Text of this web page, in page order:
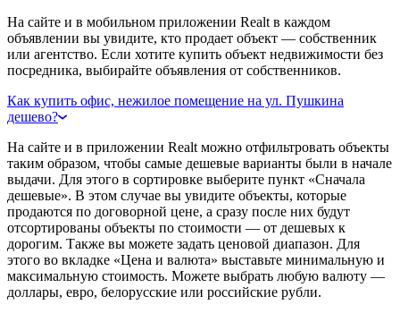
На сайте и в мобильном приложении Realt в каждом
объявлении вы увидите, кто продает объект — собственник
или агентство. Если хотите купить объект недвижимости без
посредника, выбирайте объявления от собственников.
Как купить офис, нежилое помещение на ул. Пушкина
дешево?
На сайте и в приложении Realt можно отфильтровать объекты
таким образом, чтобы самые дешевые варианты были в начале
выдачи. Для этого в сортировке выберите пункт «Сначала
дешевые». В этом случае вы увидите объекты, которые
продаются по договорной цене, а сразу после них будут
отсортированы объекты по стоимости — от дешевых к
дорогим. Также вы можете задать ценовой диапазон. Для
этого во вкладке «Цена и валюта» выставьте минимальную и
максимальную стоимость. Можете выбрать любую валюту —
доллары, евро, белорусские или российские рубли.